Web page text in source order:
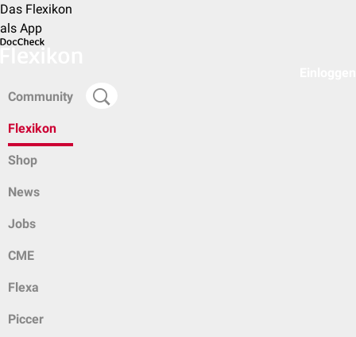
Das Flexikon
als App
Community
Flexikon
Shop
News
Jobs
CME
Flexa
Piccer